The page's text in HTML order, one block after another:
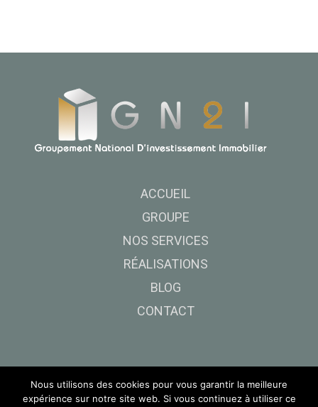
ACCUEIL
GROUPE
NOS SERVICES
RÉALISATIONS
BLOG
CONTACT
LinkedIn
Instagram
Nous utilisons des cookies pour vous garantir la meilleure
expérience sur notre site web. Si vous continuez à utiliser ce